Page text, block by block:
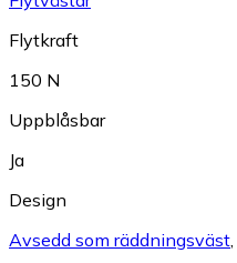
Flytkraft
150 N
Uppblåsbar
Ja
Design
Avsedd som räddningsväst,